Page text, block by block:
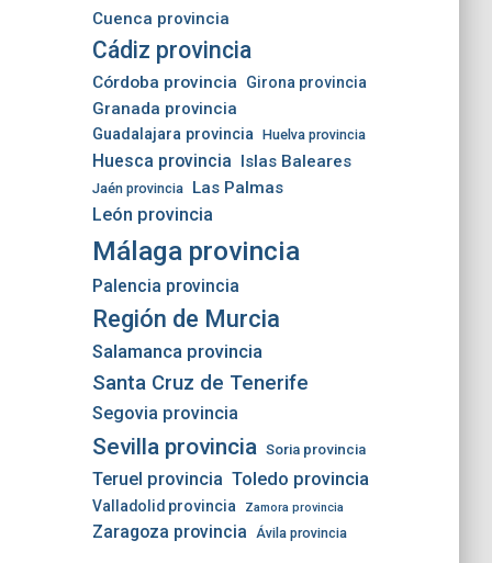
Cuenca provincia
Cádiz provincia
Córdoba provincia Girona provincia
Granada provincia
Guadalajara provincia Huelva provincia
Huesca provincia Islas Baleares
Jaén provincia Las Palmas
León provincia
Málaga provincia
Palencia provincia
Región de Murcia
Salamanca provincia
Santa Cruz de Tenerife
Segovia provincia
Sevilla provincia Soria provincia
Teruel provincia Toledo provincia
Valladolid provincia Zamora provincia
Zaragoza provincia Ávila provincia